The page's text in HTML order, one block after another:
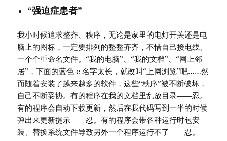
“强迫症患者”
我小时候追求整齐、秩序，无论是家里的电灯开关还是电
脑上的图标，一定要排列的整整齐齐，不惜自己接电线、
一个个重命名文件。“我的电脑”、“我的文档”、“网上邻
居”，下面的蓝色 e 名字太长，就改叫“上网浏览”吧……然
而随着安装了越来越多的软件，这些“秩序”被不断破坏，
自己不断妥协。有的程序在我的文档里乱放目录——忍。
有的程序会自动下载更新，然后在我代码写到一半的时候
弹出来更新提示——忍。有的程序会带各种运行时包安
装、替换系统文件导致另外一个程序运行不了——忍。